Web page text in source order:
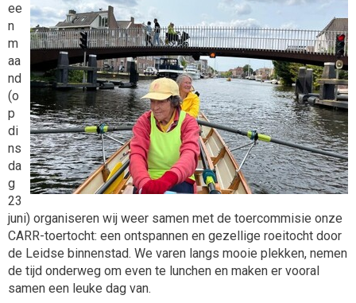
ee
n
m
aa
nd
(o
p
di
ns
da
g
23
juni) organiseren wij weer samen met de toercommisie onze
CARR-toertocht: een ontspannen en gezellige roeitocht door
de Leidse binnenstad. We varen langs mooie plekken, nemen
de tijd onderweg om even te lunchen en maken er vooral
samen een leuke dag van.